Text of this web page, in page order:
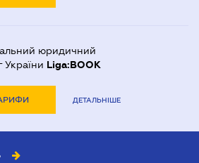
юридичний
України Liga:BOOK
ДЕТАЛЬНІШЕ